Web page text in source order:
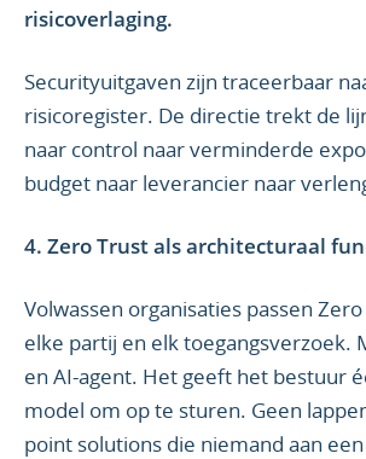
risicoverlaging.
Securityuitgaven zijn traceerbaar
risicoregister. De directie trekt de
naar control naar verminderde
budget naar leverancier naar
4. Zero Trust als architecturaal
Volwassen organisaties passen
elke partij en elk toegangsverzoek.
en AI-agent. Het geeft het bestuur
model om op te sturen. Geen
point solutions die niemand aan